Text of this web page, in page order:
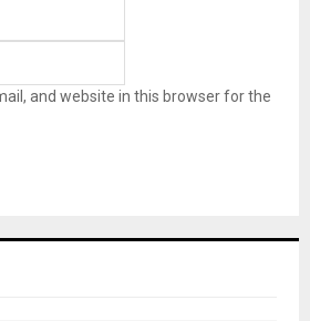
and website in this browser for the